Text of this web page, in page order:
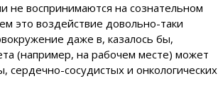
не воспринимаются на сознательном
это воздействие довольно-таки
даже в, казалось бы,
(например, на рабочем месте) может
сердечно-сосудистых и онкологических